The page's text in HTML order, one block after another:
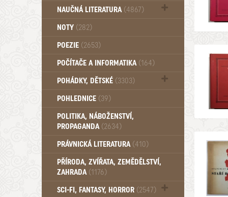
NAUČNÁ LITERATURA (4867)
Zdraví a zdraví životní styl (510)
NOTY (282)
POEZIE (2653)
POČÍTAČE A INFORMATIKA (164)
POHÁDKY, DĚTSKÉ (3303)
Pro děti a mládež (2899)
Pohádky, Dětské - Od roku 1949 (257)
POHLEDNICE (39)
POLITIKA, NÁBOŽENSTVÍ,
PROPAGANDA (2634)
PRÁVNICKÁ LITERATURA (410)
PŘÍRODA, ZVÍŘATA, ZEMĚDĚLSTVÍ,
ZAHRADA (1176)
SCI-FI, FANTASY, HORROR (2547)